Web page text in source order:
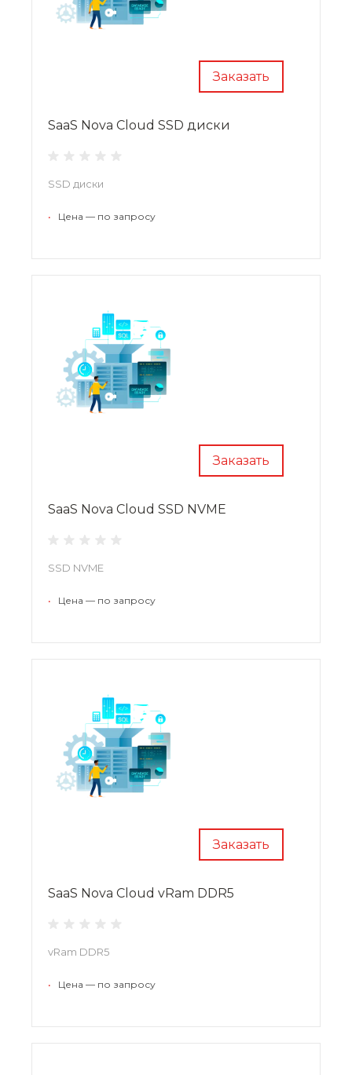
Заказать
SaaS Nova Cloud SSD диски
SSD диски
• Цена — по запросу
Заказать
SaaS Nova Cloud SSD NVME
SSD NVME
• Цена — по запросу
Заказать
SaaS Nova Cloud vRam DDR5
vRam DDR5
• Цена — по запросу